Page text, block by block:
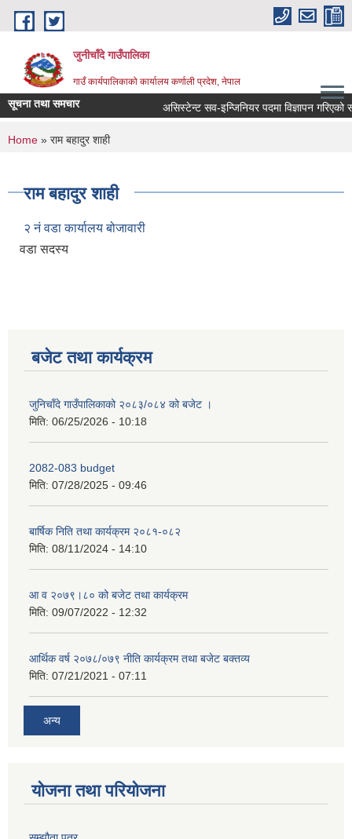
Skip to main content
जुनीचाँदे गाउँपालिका
गाउँ कार्यपालिकाको कार्यालय कर्णाली प्रदेश, नेपाल
सूचना तथा समचार असिस्टेन्ट सव-इन्जिनियर पदमा विज्ञापन गरिएको
You are here
Home » राम बहादुर शाही
राम बहादुर शाही
२ नं वडा कार्यालय बोजावारी
वडा सदस्य
बजेट तथा कार्यक्रम
जुनिचाँदे गाउँपालिकाको २०८३/०८४ को बजेट ।
मिति: 06/25/2026 - 10:18
2082-083 budget
मिति: 07/28/2025 - 09:46
बार्षिक निति तथा कार्यक्रम २०८१-०८२
मिति: 08/11/2024 - 14:10
आ व २०७९।८० को बजेट तथा कार्यक्रम
मिति: 09/07/2022 - 12:32
आर्थिक वर्ष २०७८/०७९ नीति कार्यक्रम तथा बजेट बक्तव्य
मिति: 07/21/2021 - 07:11
अन्य
योजना तथा परियोजना